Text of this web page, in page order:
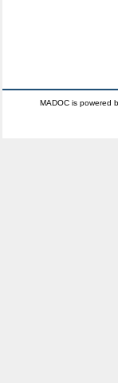
MADOC is powered